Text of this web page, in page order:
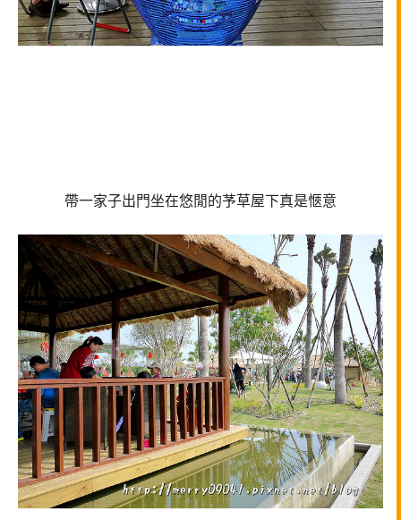
帶一家子出門坐在悠閒的芧草屋下真是愜意